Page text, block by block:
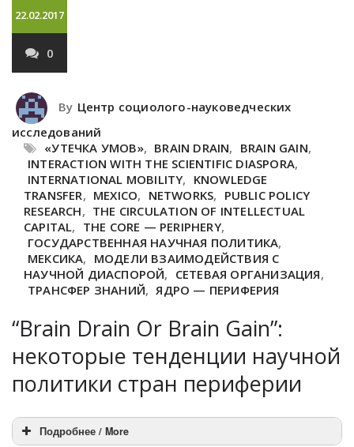
22.02.2017
0
By Центр социолого-науковедческих
исследований
«УТЕЧКА УМОВ», BRAIN DRAIN, BRAIN GAIN,
INTERACTION WITH THE SCIENTIFIC DIASPORA,
INTERNATIONAL MOBILITY, KNOWLEDGE
TRANSFER, MEXICO, NETWORKS, PUBLIC POLICY
RESEARCH, THE CIRCULATION OF INTELLECTUAL
CAPITAL, THE CORE — PERIPHERY,
ГОСУДАРСТВЕННАЯ НАУЧНАЯ ПОЛИТИКА,
МЕКСИКА, МОДЕЛИ ВЗАИМОДЕЙСТВИЯ С
НАУЧНОЙ ДИАСПОРОЙ, СЕТЕВАЯ ОРГАНИЗАЦИЯ,
ТРАНСФЕР ЗНАНИЙ, ЯДРО — ПЕРИФЕРИЯ
“Brain Drain Or Brain Gain”:
некоторые тенденции научной
политики стран периферии
Подробнее / More